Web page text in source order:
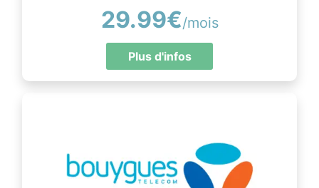
29.99€/mois
Plus d'infos